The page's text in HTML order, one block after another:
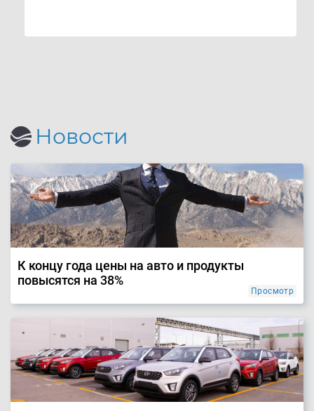
Новости
К концу года цены на авто и продукты
повысятся на 38%
Просмотр